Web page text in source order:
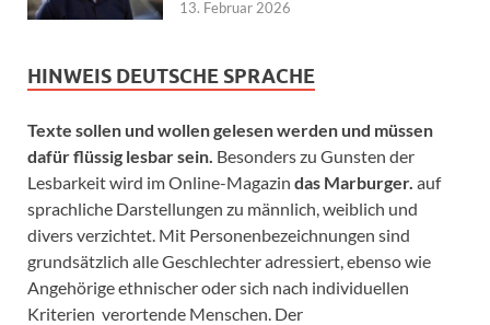
13. Februar 2026
HINWEIS DEUTSCHE SPRACHE
Texte sollen und wollen gelesen werden und müssen
dafür flüssig lesbar sein. Besonders zu Gunsten der
Lesbarkeit wird im Online-Magazin das Marburger. auf
sprachliche Darstellungen zu männlich, weiblich und
divers verzichtet. Mit Personenbezeichnungen sind
grundsätzlich alle Geschlechter adressiert, ebenso wie
Angehörige ethnischer oder sich nach individuellen
Kriterien verortende Menschen. Der